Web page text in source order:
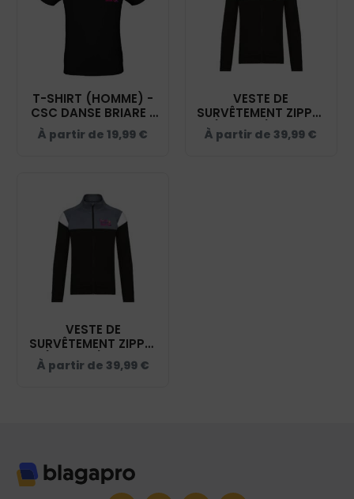
T-SHIRT (HOMME) -
CSC DANSE BRIARE -
NOIR - BC03T
À partir de 19,99 €
VESTE DE
SURVÊTEMENT ZIPPÉE
(ENFANT) - CSC
DANSE BRIARE - NOIR
À partir de 39,99 €
VESTE DE
SURVÊTEMENT ZIPPÉE
(UNISEXE) - CSC
DANSE BRIARE - NOIR
À partir de 39,99 €